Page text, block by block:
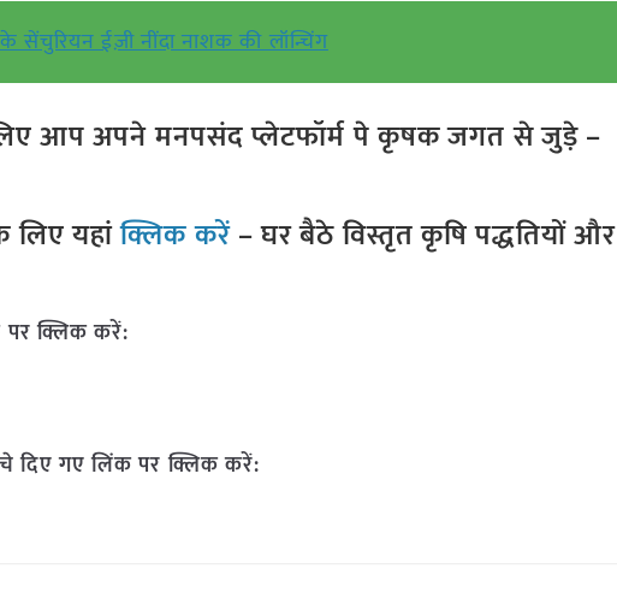
सेंचुरियन ईज़ी नींदा नाशक की लॉन्चिंग
आप अपने मनपसंद प्लेटफॉर्म पे कृषक जगत से जुड़े –
यहांक्लिक करें– घर बैठे विस्तृत कृषि पद्धतियों और
क्लिक करें:
दिए गए लिंक पर क्लिक करें: